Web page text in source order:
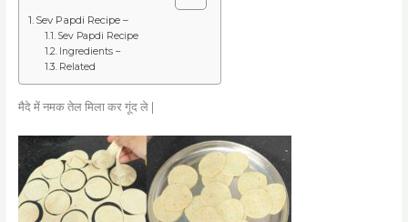
Sev Papdi Recipe –
Sev Papdi Recipe
Ingredients –
Related
मैदे में नमक तेल मिला कर गूंद ले |